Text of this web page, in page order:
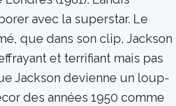
avec la superstar. Le
que dans son clip, Jackson
et terrifiant mais pas
Jackson devienne un loup-
des années 1950 comme